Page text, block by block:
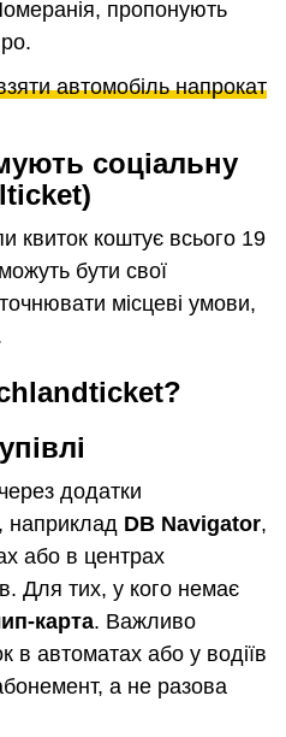
пропонують
автомобіль напрокат
соціальну
квиток коштує всього 19
бути свої
місцеві умови,
додатки
наприклад DB Navigator,
або в центрах
Для тих, у кого немає
карта. Важливо
в автоматах або у водіїв
а не разова